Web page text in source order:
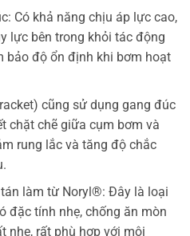
Có khả năng chịu áp lực cao,
lực bên trong khỏi tác động
bảo độ ổn định khi bơm hoạt
cũng sử dụng gang đúc
chặt chẽ giữa cụm bơm và
rung lắc và tăng độ chắc
làm từ Noryl®: Đây là loại
đặc tính nhẹ, chống ăn mòn
nhẹ, rất phù hợp với môi